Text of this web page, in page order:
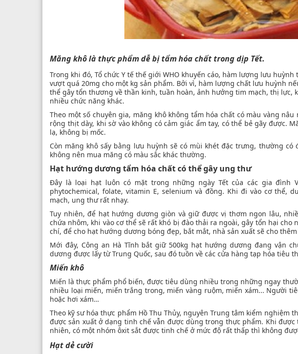
Măng khô là thực phẩm dễ bị tẩm hóa chất trong dịp Tết.
Trong khi đó, Tổ chức Y tế thế giới WHO khuyến cáo, hàm lượng lưu
vượt quá 20mg cho một kg sản phẩm. Bởi vì, hàm lượng chất lưu huỳnh
thể gây tổn thương về thần kinh, tuần hoàn, ảnh hưởng tim mạch, thị lực,
nhiều chức năng khác.
Theo một số chuyên gia, măng khô không tẩm hóa chất có màu vàng
rộng thịt dày, khi sờ vào không có cảm giác ẩm tay, có thể bẻ gãy được.
lạ, không bị mốc.
Còn măng khô sấy bằng lưu huỳnh sẽ có mùi khét đặc trưng, thường
không nên mua măng có màu sắc khác thường.
Hạt hướng dương tẩm hóa chất có thể gây ung thư
Đây là loại hạt luôn có mặt trong những ngày Tết của các gia đình
phytochemical, folate, vitamin E, selenium và đồng. Khi đi vào cơ thể,
mạch, ung thư rất nhạy.
Tuy nhiên, để hạt hướng dương giòn và giữ được vị thơm ngon lâu,
chứa nhôm, khi vào cơ thể sẽ rất khó bị đào thải ra ngoài, gây tổn hại
chí, để cho hạt hướng dương bóng đẹp, bắt mắt, nhà sản xuất sẽ cho
Mới đây, Công an Hà Tĩnh bắt giữ 500kg hạt hướng dương đang vận
dương được lấy từ Trung Quốc, sau đó tuồn về các cửa hàng tạp hóa tiêu
Miến khô
Miến là thực phẩm phổ biến, được tiêu dùng nhiều trong những ngay
nhiều loại miến, miến trắng trong, miến vàng ruộm, miến xám... Người
hoặc hơi xám…
Theo kỹ sư hóa thực phẩm Hồ Thu Thủy, nguyên Trung tâm kiểm nghiệm
được sản xuất ở dạng tinh chế vẫn được dùng trong thực phẩm. Khi
nhiên, có một nhóm ôxit sắt được tinh chế ở mức độ rất thấp thì không
Hạt dẻ cười